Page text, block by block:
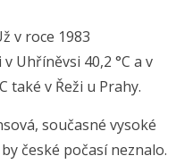
v roce 1983
Uhříněvsi 40,2 °C a v
také v Řeži u Prahy.
současné vysoké
české počasí neznalo.